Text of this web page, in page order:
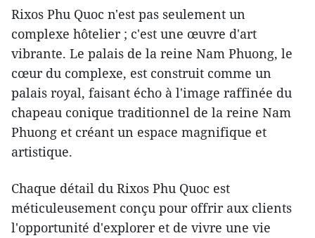
Rixos Phu Quoc n'est pas seulement un
complexe hôtelier ; c'est une œuvre d'art
vibrante. Le palais de la reine Nam Phuong, le
cœur du complexe, est construit comme un
palais royal, faisant écho à l'image raffinée du
chapeau conique traditionnel de la reine Nam
Phuong et créant un espace magnifique et
artistique.
Chaque détail du Rixos Phu Quoc est
méticuleusement conçu pour offrir aux clients
l'opportunité d'explorer et de vivre une vie